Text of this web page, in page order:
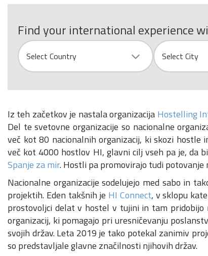
Find your international experience
Country
Select Country
City
Select City
Iz teh začetkov je nastala organizacija Hostelling
Del te svetovne organizacije so nacionalne
več kot 80 nacionalnih organizacij, ki skozi
več kot 4000 hostlov HI, glavni cilj vseh pa je, da
Spanje za mir. Hostli pa promovirajo tudi potovanje
Nacionalne organizacije sodelujejo med sabo in
projektih. Eden takšnih je HI Connect, v sklopu
prostovoljci delat v hostel v tujini in tam pridobijo
organizacij, ki pomagajo pri uresničevanju
svojih držav. Leta 2019 je tako potekal zanimiv
so predstavljale glavne značilnosti njihovih držav.